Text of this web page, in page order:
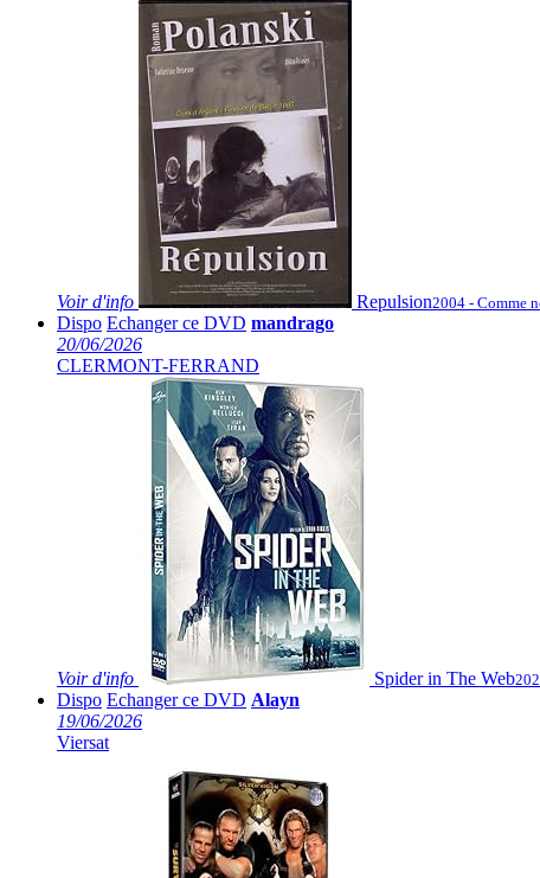
Voir d'info Repulsion2004 - Comme
Dispo Echanger ce DVD mandrago
20/06/2026
CLERMONT-FERRAND
Voir d'info Spider in The Web
Dispo Echanger ce DVD Alayn
19/06/2026
Viersat